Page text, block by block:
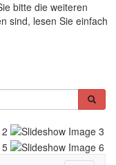
bitte die weiteren
sind, lesen Sie einfach